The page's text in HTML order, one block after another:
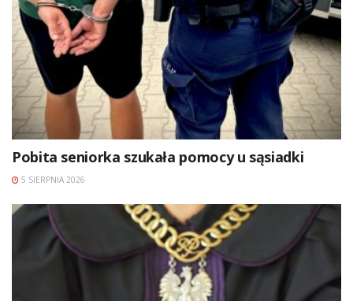
Pobita seniorka szukała pomocy u sąsiadki
5 SIERPNIA 2026